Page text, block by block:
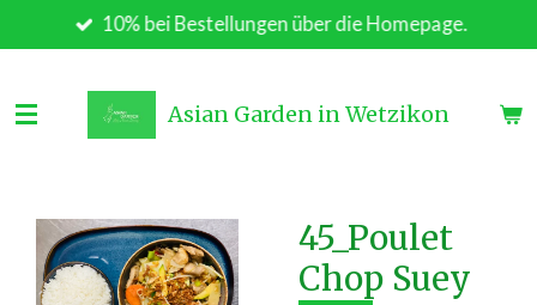
Hauptinhalt
10% bei Bestellungen über die Homepage.
Asian Garden in Wetzikon
45_Poulet
Chop Suey